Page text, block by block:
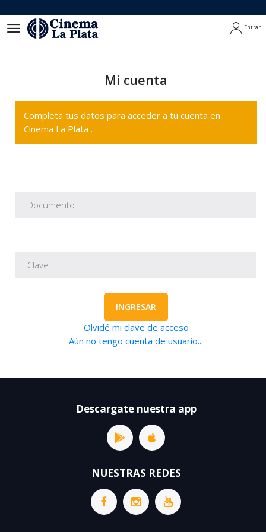
Entrar
Mi cuenta
Completa tus datos para acceder a tu cuenta en
Cinema La Plata .
INGRESAR
Olvidé mi clave de acceso
Aún no tengo cuenta de usuario...
Descargate nuestra app
NUESTRAS REDES